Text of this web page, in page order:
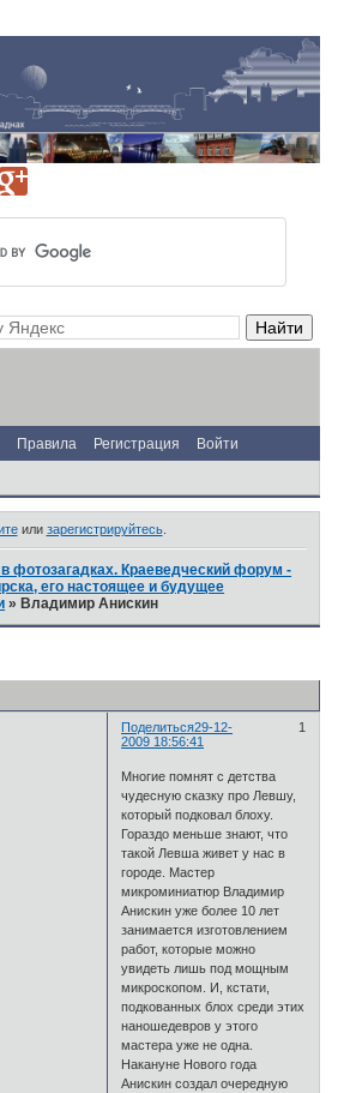
Правила Регистрация Войти
или зарегистрируйтесь.
Краеведческий форум -
его настоящее и будущее
» Владимир Анискин
Поделиться 1
29-12-
2009 18:56:41
Многие помнят с детства
чудесную сказку про Левшу,
который подковал блоху.
Гораздо меньше знают, что
такой Левша живет у нас в
городе. Мастер
микроминиатюр Владимир
Анискин уже более 10 лет
занимается изготовлением
работ, которые можно
увидеть лишь под мощным
микроскопом. И, кстати,
подкованных блох среди этих
наношедевров у этого
мастера уже не одна.
Накануне Нового года
Анискин создал очередную